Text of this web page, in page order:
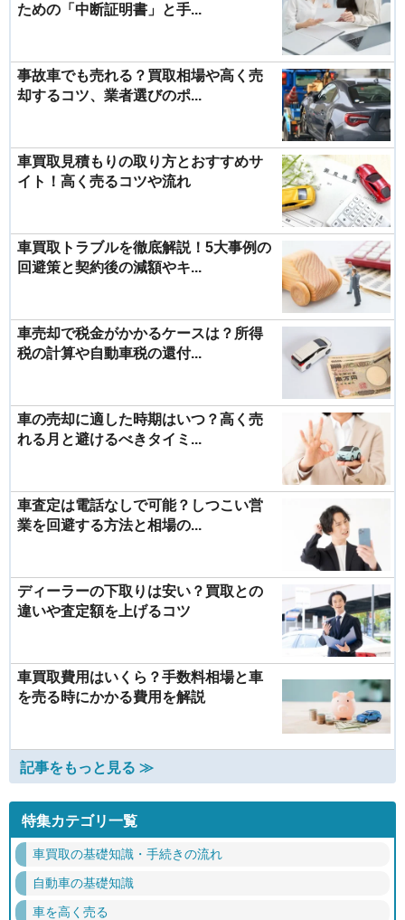
ための「中断証明書」と手...
事故車でも売れる？買取相場や高く売
却するコツ、業者選びのポ...
車買取見積もりの取り方とおすすめサ
イト！高く売るコツや流れ
車買取トラブルを徹底解説！5大事例の
回避策と契約後の減額やキ...
車売却で税金がかかるケースは？所得
税の計算や自動車税の還付...
車の売却に適した時期はいつ？高く売
れる月と避けるべきタイミ...
車査定は電話なしで可能？しつこい営
業を回避する方法と相場の...
ディーラーの下取りは安い？買取との
違いや査定額を上げるコツ
車買取費用はいくら？手数料相場と車
を売る時にかかる費用を解説
記事をもっと見る ≫
特集カテゴリ一覧
車買取の基礎知識・手続きの流れ
自動車の基礎知識
車を高く売る